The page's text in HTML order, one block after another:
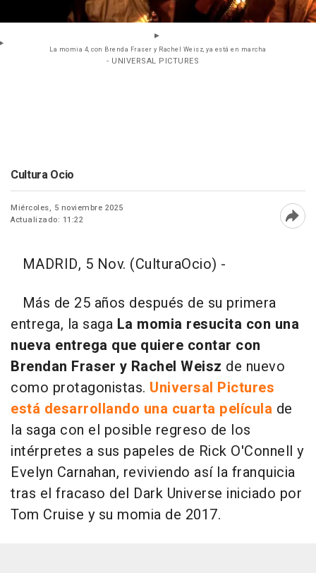
La momia 4, con Brenda Fraser y Rachel Weisz, ya está en marcha
- UNIVERSAL PICTURES
Cultura Ocio
Miércoles, 5 noviembre 2025
Actualizado: 11:22
MADRID, 5 Nov. (CulturaOcio) -
Más de 25 años después de su primera
entrega, la saga La momia resucita con una
nueva entrega que quiere contar con
Brendan Fraser y Rachel Weisz de nuevo
como protagonistas. Universal Pictures
está desarrollando una cuarta película de
la saga con el posible regreso de los
intérpretes a sus papeles de Rick O'Connell y
Evelyn Carnahan, reviviendo así la franquicia
tras el fracaso del Dark Universe iniciado por
Tom Cruise y su momia de 2017.